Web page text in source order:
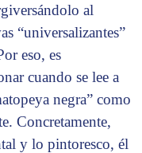
al
“universalizantes”
eso, es
cuando se lee a
negra” como
Concretamente,
y lo pintoresco, él